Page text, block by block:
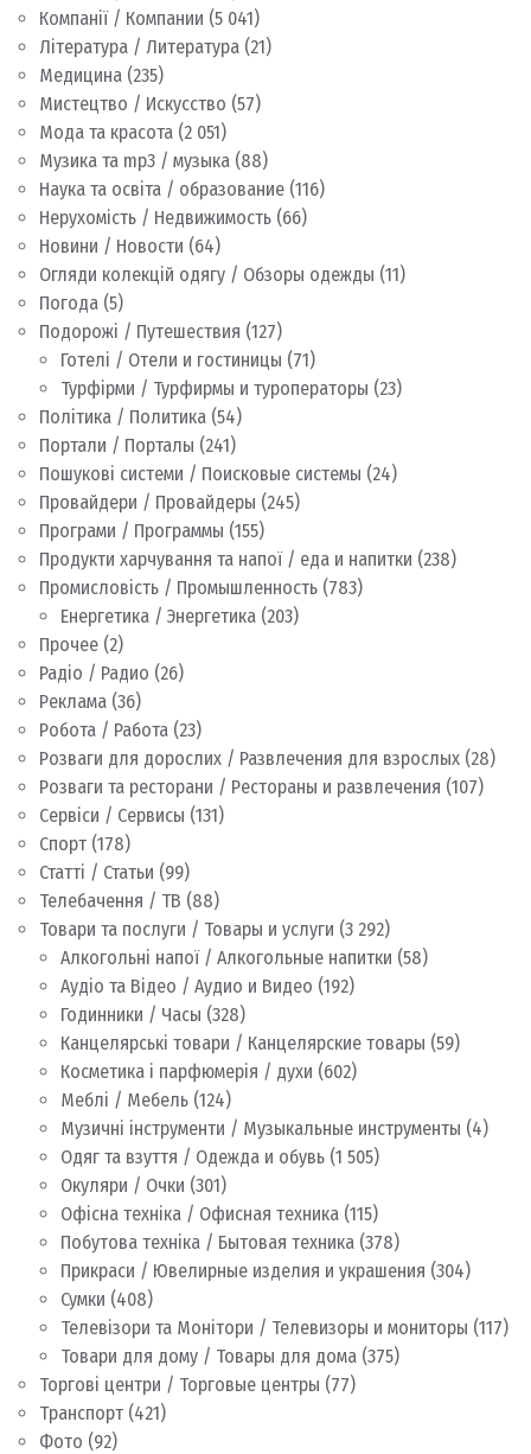
Компанії / Компании (5 041)
Література / Литература (21)
Медицина (235)
Мистецтво / Искусство (57)
Мода та красота (2 051)
Музика та mp3 / музыка (88)
Наука та освіта / образование (116)
Нерухомість / Недвижимость (66)
Новини / Новости (64)
Огляди колекцій одягу / Обзоры одежды (11)
Погода (5)
Подорожі / Путешествия (127)
Готелі / Отели и гостиницы (71)
Турфірми / Турфирмы и туроператоры (23)
Політика / Политика (54)
Портали / Порталы (241)
Пошукові системи / Поисковые системы (24)
Провайдери / Провайдеры (245)
Програми / Программы (155)
Продукти харчування та напої / еда и напитки (238)
Промисловість / Промышленность (783)
Енергетика / Энергетика (203)
Прочее (2)
Радіо / Радио (26)
Реклама (36)
Робота / Работа (23)
Розваги для дорослих / Развлечения для взрослых (28)
Розваги та ресторани / Рестораны и развлечения (107)
Сервіси / Сервисы (131)
Спорт (178)
Статті / Статьи (99)
Телебачення / ТВ (88)
Товари та послуги / Товары и услуги (3 292)
Алкогольні напої / Алкогольные напитки (58)
Аудіо та Відео / Аудио и Видео (192)
Годинники / Часы (328)
Канцелярські товари / Канцелярские товары (59)
Косметика і парфюмерія / духи (602)
Меблі / Мебель (124)
Музичні інструменти / Музыкальные инструменты (4)
Одяг та взуття / Одежда и обувь (1 505)
Окуляри / Очки (301)
Офісна техніка / Офисная техника (115)
Побутова техніка / Бытовая техника (378)
Прикраси / Ювелирные изделия и украшения (304)
Сумки (408)
Телевізори та Монітори / Телевизоры и мониторы (117)
Товари для дому / Товары для дома (375)
Торгові центри / Торговые центры (77)
Транспорт (421)
Фото (92)